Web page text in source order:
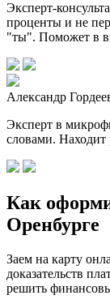
Эксперт-
проценты и не
"ты". Поможет в
Александр
Эксперт в
словами. Находит
Как
Оренбурге
Заем на карту
доказательств
решить